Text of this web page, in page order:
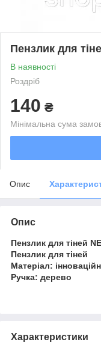
Пензлик для
В наявності
Роздріб
140 ₴
Мінімальна сума
Опис
Опис
Пензлик для тіней
Пензлик для тіней
Матеріал:
Ручка: дерево
Характеристики